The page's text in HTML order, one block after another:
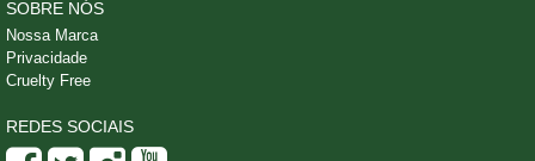
SOBRE NÓS
Nossa Marca
Privacidade
Cruelty Free
REDES SOCIAIS